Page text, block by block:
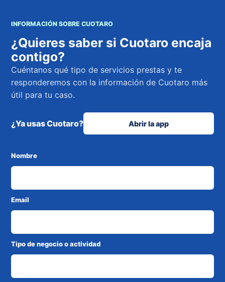
INFORMACIÓN SOBRE CUOTARO
¿Quieres saber si Cuotaro encaja
contigo?
Cuéntanos qué tipo de servicios prestas y te
responderemos con la información de Cuotaro más
útil para tu caso.
¿Ya usas Cuotaro? Abrir la app
Nombre
Email
Tipo de negocio o actividad